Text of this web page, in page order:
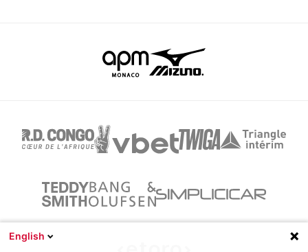
English